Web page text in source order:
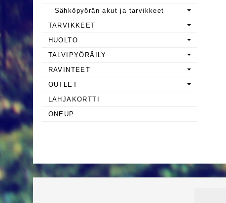
Sähköpyörän akut ja tarvikkeet
TARVIKKEET
HUOLTO
TALVIPYÖRÄILY
RAVINTEET
OUTLET
LAHJAKORTTI
ONEUP